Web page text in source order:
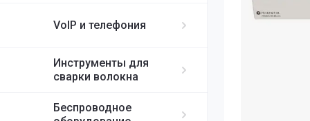
VoIP и телефония
Инструменты для
сварки волокна
Беспроводное